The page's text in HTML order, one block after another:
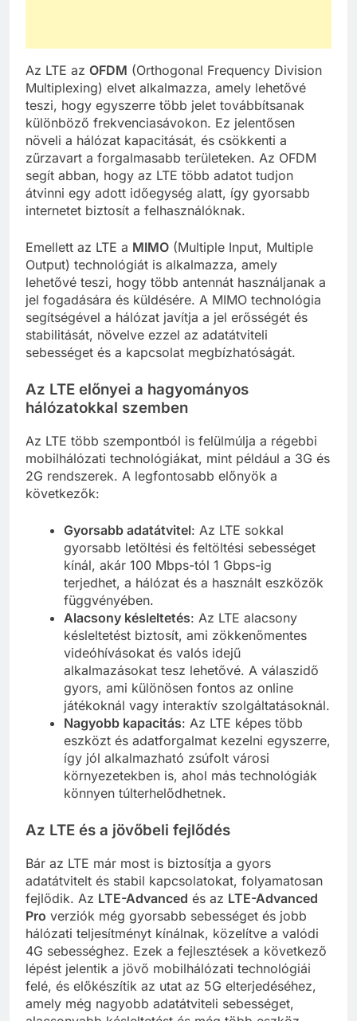
Az LTE az OFDM (Orthogonal Frequency Division
Multiplexing) elvet alkalmazza, amely lehetővé
teszi, hogy egyszerre több jelet továbbítsanak
különböző frekvenciasávokon. Ez jelentősen
növeli a hálózat kapacitását, és csökkenti a
zűrzavart a forgalmasabb területeken. Az OFDM
segít abban, hogy az LTE több adatot tudjon
átvinni egy adott időegység alatt, így gyorsabb
internetet biztosít a felhasználóknak.
Emellett az LTE a MIMO (Multiple Input, Multiple
Output) technológiát is alkalmazza, amely
lehetővé teszi, hogy több antennát használjanak a
jel fogadására és küldésére. A MIMO technológia
segítségével a hálózat javítja a jel erősségét és
stabilitását, növelve ezzel az adatátviteli
sebességet és a kapcsolat megbízhatóságát.
Az LTE előnyei a hagyományos
hálózatokkal szemben
Az LTE több szempontból is felülmúlja a régebbi
mobilhálózati technológiákat, mint például a 3G és
2G rendszerek. A legfontosabb előnyök a
következők:
Gyorsabb adatátvitel: Az LTE sokkal
gyorsabb letöltési és feltöltési sebességet
kínál, akár 100 Mbps-tól 1 Gbps-ig
terjedhet, a hálózat és a használt eszközök
függvényében.
Alacsony késleltetés: Az LTE alacsony
késleltetést biztosít, ami zökkenőmentes
videóhívásokat és valós idejű
alkalmazásokat tesz lehetővé. A válaszidő
gyors, ami különösen fontos az online
játékoknál vagy interaktív szolgáltatásoknál.
Nagyobb kapacitás: Az LTE képes több
eszközt és adatforgalmat kezelni egyszerre,
így jól alkalmazható zsúfolt városi
környezetekben is, ahol más technológiák
könnyen túlterhelődhetnek.
Az LTE és a jövőbeli fejlődés
Bár az LTE már most is biztosítja a gyors
adatátvitelt és stabil kapcsolatokat, folyamatosan
fejlődik. Az LTE-Advanced és az LTE-Advanced
Pro verziók még gyorsabb sebességet és jobb
hálózati teljesítményt kínálnak, közelítve a valódi
4G sebességhez. Ezek a fejlesztések a következő
lépést jelentik a jövő mobilhálózati technológiái
felé, és előkészítik az utat az 5G elterjedéséhez,
amely még nagyobb adatátviteli sebességet,